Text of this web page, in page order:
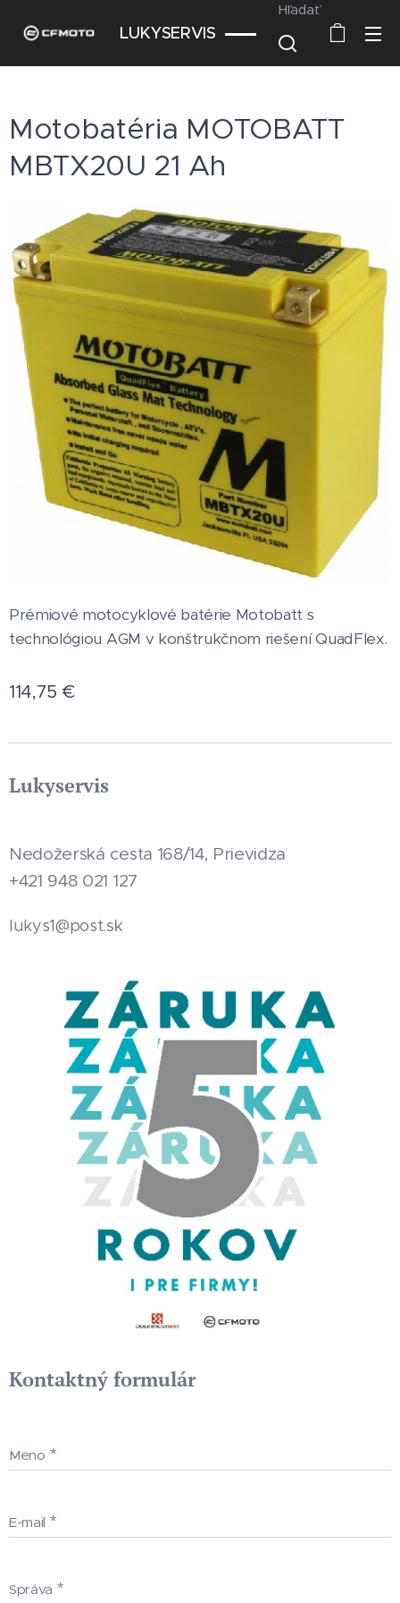
LUKYSERVIS
Hľadať
Motobatéria MOTOBATT
MBTX20U 21 Ah
Prémiové motocyklové batérie Motobatt s
technológiou AGM v konštrukčnom riešení QuadFlex.
114,75 €
Lukyservis
Nedožerská cesta 168/14, Prievidza
+421 948 021 127
lukys1@post.sk
Kontaktný formulár
Meno
E-mail
Správa